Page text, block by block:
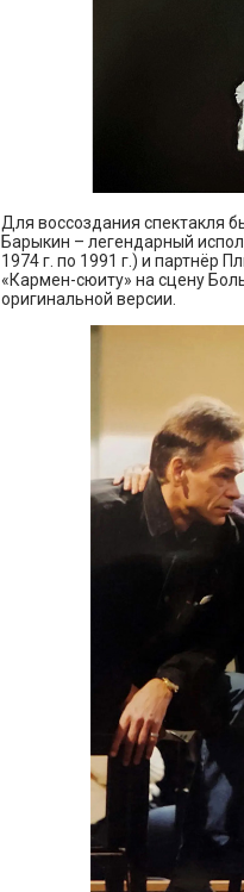
Для воссоздания спектакля
Барыкин – легендарный
1974 г. по 1991 г.) и партнёр
«Кармен-сюиту» на сцену
оригинальной версии.